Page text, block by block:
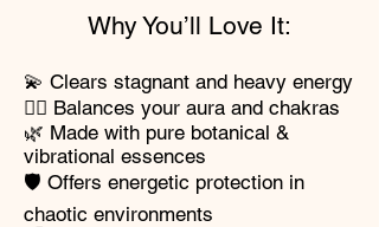
Why You’ll Love It:
💫 Clears stagnant and heavy energy
🧘‍♀️ Balances your aura and chakras
🌿 Made with pure botanical &
vibrational essences
🛡️ Offers energetic protection in
chaotic environments